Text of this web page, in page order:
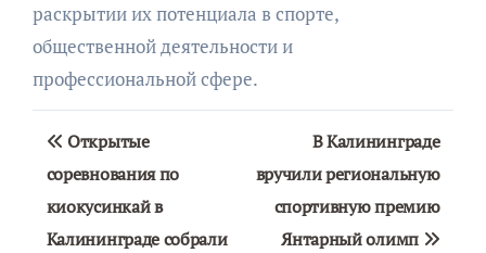
раскрытии их потенциала в спорте,
общественной деятельности и
профессиональной сфере.
Навигация
по
записям
Открытые
соревнования по
киокусинкай в
Калининграде собрали
В Калининграде
вручили региональную
спортивную премию
Янтарный олимп